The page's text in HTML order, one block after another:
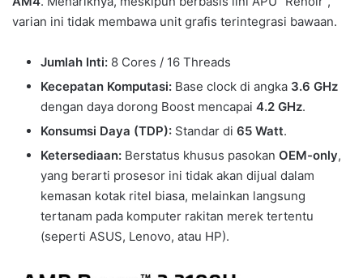
varian ini tidak membawa unit grafis terintegrasi bawaan.
Jumlah Inti: 8 Cores / 16 Threads
Kecepatan Komputasi: Base clock di angka 3.6 GHz
dengan daya dorong Boost mencapai 4.2 GHz.
Konsumsi Daya (TDP): Standar di 65 Watt.
Ketersediaan: Berstatus khusus pasokan OEM-only,
yang berarti prosesor ini tidak akan dijual dalam
kemasan kotak ritel biasa, melainkan langsung
tertanam pada komputer rakitan merek tertentu
(seperti ASUS, Lenovo, atau HP).